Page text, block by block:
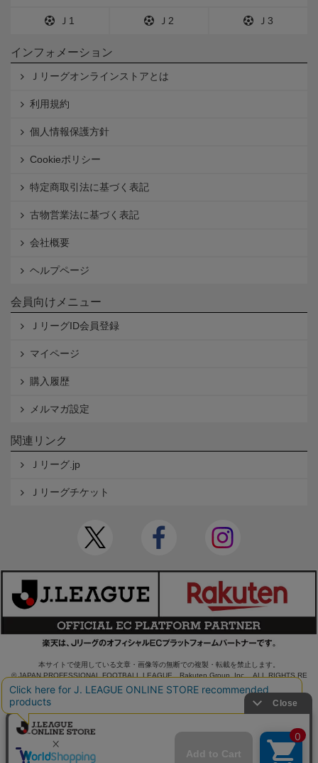
Ｊ1 Ｊ2 Ｊ3
インフォメーション
Ｊリーグオンラインストアとは
利用規約
個人情報保護方針
Cookieポリシー
特定商取引法に基づく表記
古物営業法に基づく表記
会社概要
ヘルプページ
会員向けメニュー
ＪリーグID会員登録
マイページ
購入履歴
メルマガ設定
関連リンク
Ｊリーグ.jp
Ｊリーグチケット
本サイトで使用している文章・画像等の無断での複製・転載を禁止します。
© JAPAN PROFESSIONAL FOOTBALL LEAGUE Rakuten Group, Inc. ALL RIGHTS RE
SERVED.